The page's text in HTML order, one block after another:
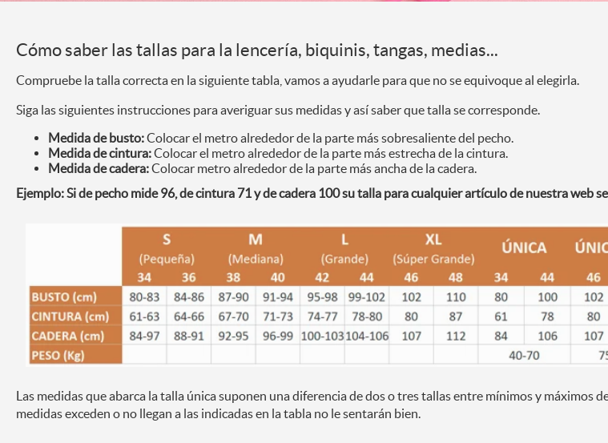
Cómo saber las tallas para la lencería, biquinis, tangas, medias...
Compruebe la talla correcta en la siguiente tabla, vamos a ayudarle para que no se equivoque al elegirla.
Siga las siguientes instrucciones para averiguar sus medidas y así saber que talla se corresponde.
Medida de busto:Colocar el metro alrededor de la parte más sobresaliente del pecho.
Medida de cintura:Colocar el metro alrededor de la parte más estrecha de la cintura.
Medida de cadera:Colocar metro alrededor de la parte más ancha de la cadera.
Ejemplo: Si de pecho mide 96, de cintura 71 y de cadera 100 su talla para cualquier artículo de nuestra web
Las medidas que abarca la talla única suponen una diferencia de dos o tres tallas entre mínimos y máximos
medidas exceden o no llegan a las indicadas en la tabla no le sentarán bien.